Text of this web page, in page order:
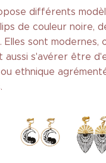
différents
de couleur noire,
sont modernes,
aussi s'avérer être
ethnique